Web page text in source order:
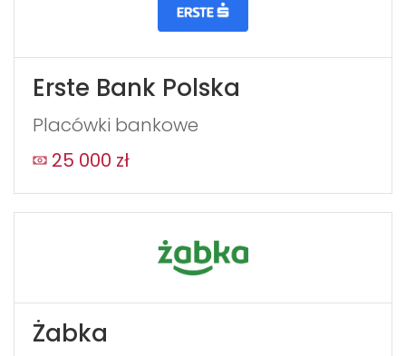
Erste Bank Polska
Placówki bankowe
25 000 zł
Żabka